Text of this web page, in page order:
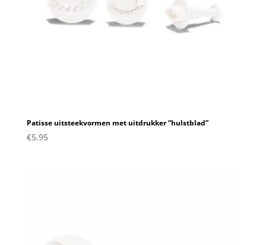
Patisse uitsteekvormen met uitdrukker “hulstblad”
€5.95